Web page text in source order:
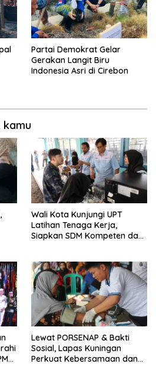
Partai Demokrat Gelar
Gerakan Langit Biru
Indonesia Asri di Cirebon
kamu
Wali Kota Kunjungi UPT
Latihan Tenaga Kerja,
Siapkan SDM Kompeten dan
Lewat PORSENAP & Bakti
Sosial, Lapas Kuningan
Perkuat Kebersamaan dan